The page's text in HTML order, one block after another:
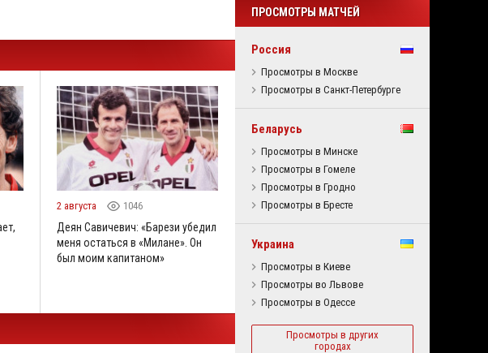
2 августа 1046
Деян Савичевич: «Барези убедил
меня остаться в «Милане». Он
был моим капитаном»
ПРОСМОТРЫ МАТЧЕЙ
Россия
Просмотры в Москве
Просмотры в Санкт-Петербурге
Беларусь
Просмотры в Минске
Просмотры в Гомеле
Просмотры в Гродно
Просмотры в Бресте
Украина
Просмотры в Киеве
Просмотры во Львове
Просмотры в Одессе
Просмотры в других
городах